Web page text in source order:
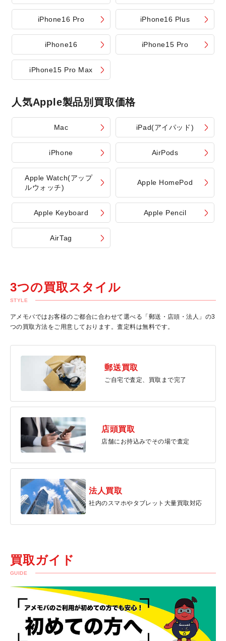
iPhone16 Pro iPhone16 Plus
iPhone16 iPhone15 Pro
iPhone15 Pro Max
人気Apple製品別買取価格
Mac iPad(アイパッド)
iPhone AirPods
Apple Watch(アップ
ルウォッチ)
Apple HomePod
Apple Keyboard Apple Pencil
AirTag
3つの買取スタイル
STYLE
アメモバではお客様のご都合に合わせて選べる「郵送・店頭・法人」の3
つの買取方法をご用意しております。査定料は無料です。
郵送買取
ご自宅で査定、買取まで完了
店頭買取
店舗にお持込みでその場で査定
法人買取
社内のスマホやタブレット大量買取対応
買取ガイド
GUIDE